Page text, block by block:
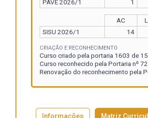
PAVE 2026/1
1
AC
SISU 2026/1
14
CRIAÇÃO E RECONHECIMENTO
Curso criado pela portaria 1603 de
Curso reconhecido pela Portaria nº
Renovação do reconhecimento pela
Informações Matriz